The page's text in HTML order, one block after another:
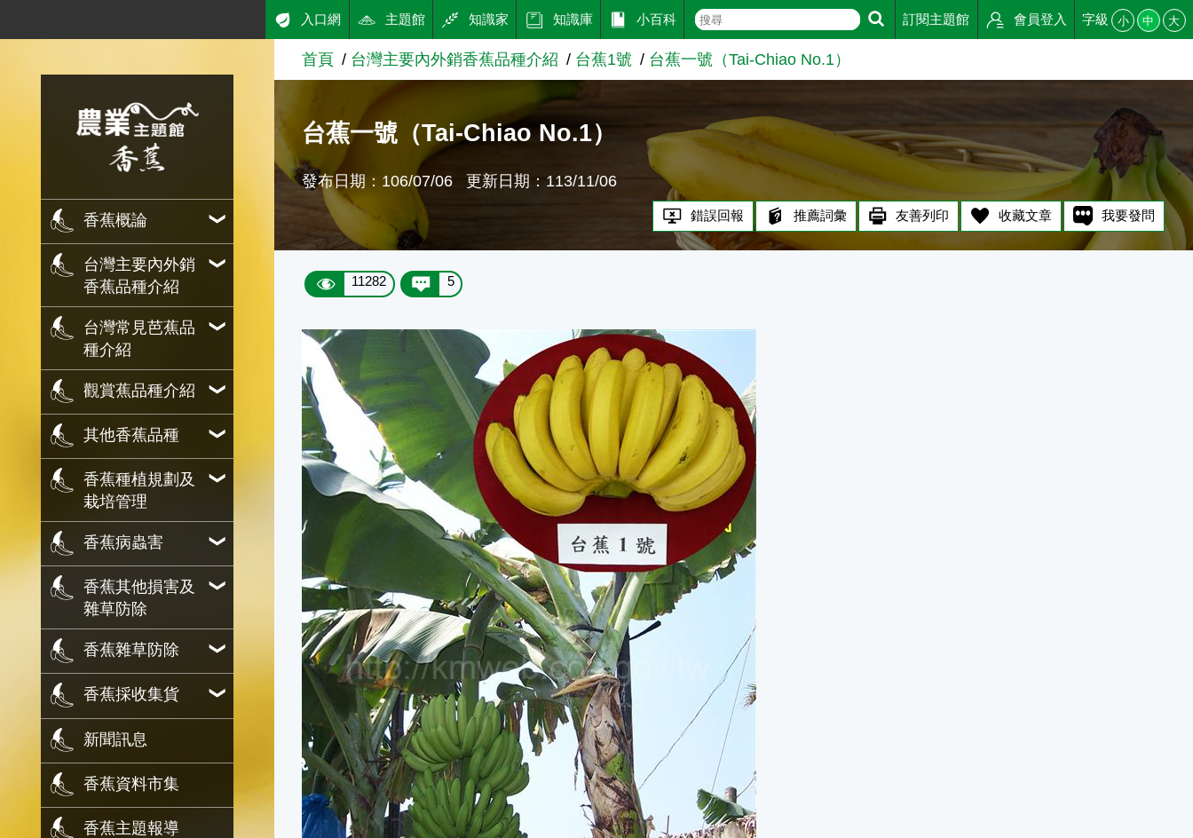
農業知識入口網
香蕉概論
台灣主要內外銷
香蕉品種介紹
台灣常見芭蕉品
種介紹
觀賞蕉品種介紹
其他香蕉品種
香蕉種植規劃及
栽培管理
香蕉病蟲害
香蕉其他損害及
雜草防除
香蕉雜草防除
香蕉採收集貨
新聞訊息
香蕉資料市集
香蕉主題報導
入口網 主題館 知識家 知識庫 小百科 訂閱主題館 會員登入 字級 小 中 大
首頁 台灣主要內外銷香蕉品種介紹 台蕉1號 台蕉一號（Tai-Chiao No.1）
台蕉一號（Tai-Chiao No.1）
發布日期：106/07/06 更新日期：113/11/06
錯誤回報 推薦詞彙 友善列印 收藏文章 我要發問
11282 5